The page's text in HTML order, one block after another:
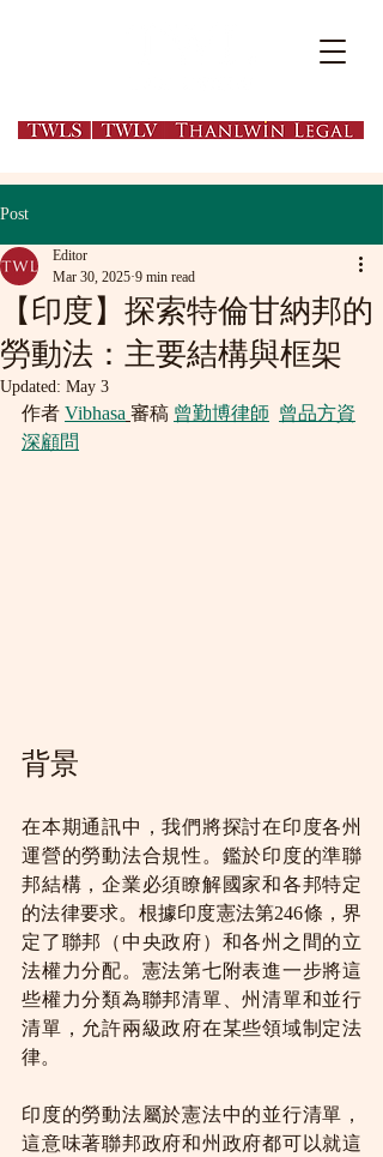
Post
【印度】探索特倫甘納邦的
勞動法：主要結構與框架
Editor
Mar 30, 2025 9 min read
Updated: May 3
作者 Vibhasa 審稿 曾勤博律師 曾品方資
深顧問
背景
在本期通訊中，我們將探討在印度各州
運營的勞動法合規性。鑑於印度的準聯
邦結構，企業必須瞭解國家和各邦特定
的法律要求。根據印度憲法第246條，界
定了聯邦（中央政府）和各州之間的立
法權力分配。憲法第七附表進一步將這
些權力分類為聯邦清單、州清單和並行
清單，允許兩級政府在某些領域制定法
律。
印度的勞動法屬於憲法中的並行清單，
這意味著聯邦政府和州政府都可以就這